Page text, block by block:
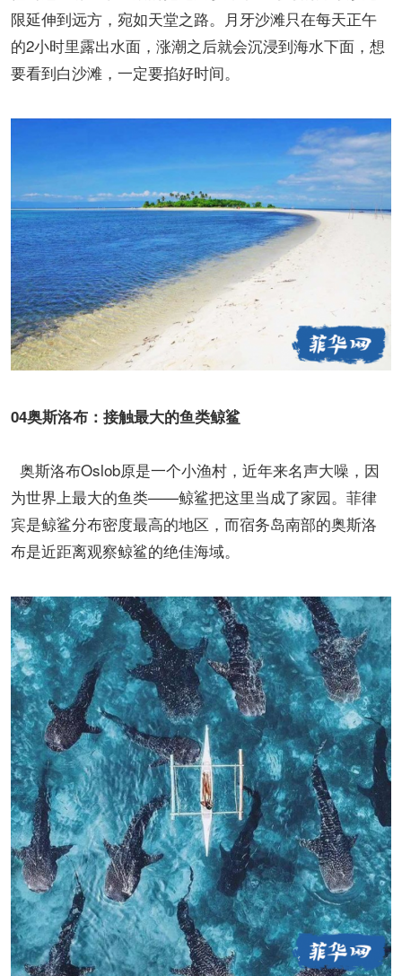
限延伸到远方，宛如天堂之路。月牙沙滩只在每天正午
的2小时里露出水面，涨潮之后就会沉浸到海水下面，想
要看到白沙滩，一定要掐好时间。
04奥斯洛布：接触最大的鱼类鲸鲨
奥斯洛布Oslob原是一个小渔村，近年来名声大噪，因
为世界上最大的鱼类——鲸鲨把这里当成了家园。菲律
宾是鲸鲨分布密度最高的地区，而宿务岛南部的奥斯洛
布是近距离观察鲸鲨的绝佳海域。